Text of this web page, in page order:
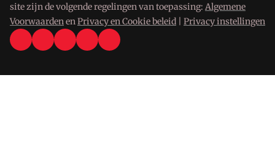
site zijn de volgende regelingen van toepassing: Algemene
VoorwaardenenPrivacy en Cookie beleid Privacy instellingen